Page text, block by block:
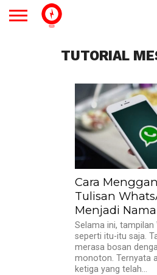
TUTORIAL
Cara
Tulisan
Menjadi
Selama ini,
seperti itu-itu saja.
merasa bosan
monoton. Ternyata
ketiga yang telah...